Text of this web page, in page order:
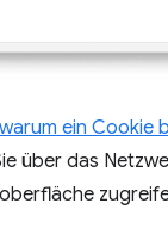
ein Cookie
über das